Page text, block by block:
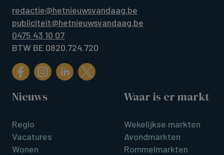
redactie@hetnieuwsvandaag.be
publiciteit@hetnieuwsvandaag.be
0475 43 10 07
BTW BE 0820.724.720
Nieuws
Regio
Vacatures
Wonen
Waar is er markt
Wekelijkse markten
Avondmarkten
Rommelmarkten